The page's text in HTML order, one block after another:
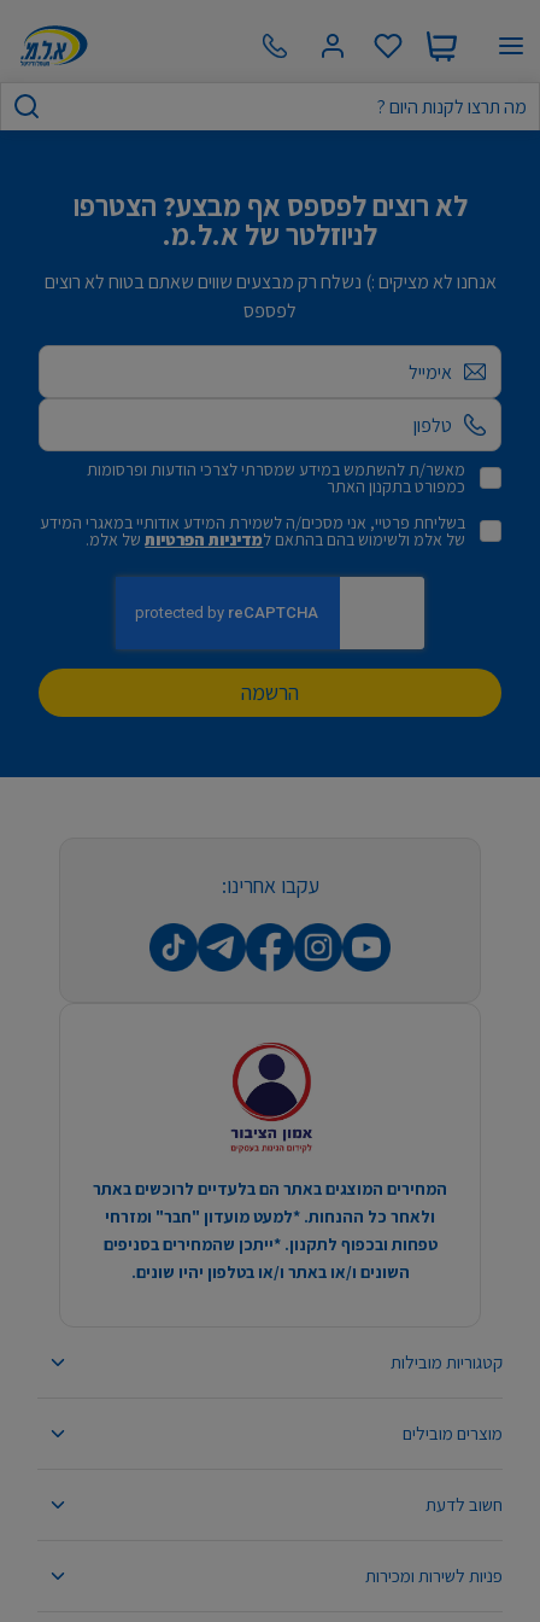
לא רוצים לפספס אף מבצע? הצטרפו
לניוזלטר של א.ל.מ.
אנחנו לא מציקים :) נשלח רק מבצעים שווים שאתם בטוח לא רוצים
לפספס
אימייל
מאשר/ת להשתמש במידע שמסרתי לצרכי הודעות ופרסומות
כמפורט בתקנון האתר
בשליחת פרטיי, אני מסכים/ה לשמירת המידע אודותיי במאגרי המידע
של אלמ ולשימוש בהם בהתאם למדיניות הפרטיותשל אלמ.
הרשמה
קטגוריות מובילות
מוצרים מובילים
חשוב לדעת
פניות לשירות ומכירות
עקבו אחרינו:
המחירים המוצגים באתר הם בלעדיים לרוכשים באתר
ולאחר כל ההנחות. *למעט מועדון "חבר" ומזרחי
טפחות ובכפוף לתקנון. *ייתכן שהמחירים בסניפים
השונים ו/או באתר ו/או בטלפון יהיו שונים.